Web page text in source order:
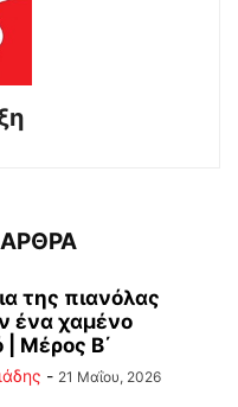
της πιανόλας
ένα χαμένο
| Μέρος Β΄
- 21 Μαΐου, 2026